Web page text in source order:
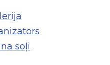
soļi